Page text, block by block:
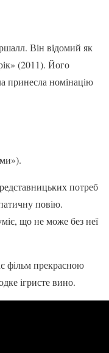
Він відомий як
(2011). Його
принесла номінацію
потреб
повію.
що не може без неї
фільм прекрасною
ігристе вино.